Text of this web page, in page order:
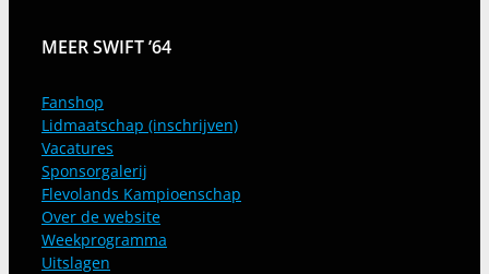
MEER SWIFT ’64
Fanshop
Lidmaatschap (inschrijven)
Vacatures
Sponsorgalerij
Flevolands Kampioenschap
Over de website
Weekprogramma
Uitslagen